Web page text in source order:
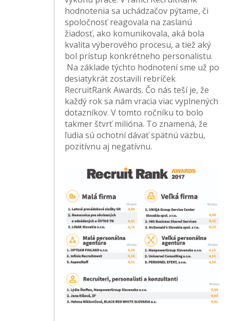
hodnotenia sa uchádzačov pýtame, či
spoločnosť reagovala na zaslanú
žiadosť, ako komunikovala, aká bola
kvalita výberového procesu, a tiež aký
bol prístup konkrétneho personalistu.
Na základe týchto hodnotení sme už po
desiatykrát zostavili rebríček
RecruitRank Awards. Čo nás teší je, že
každý rok sa nám vracia viac vyplnených
dotazníkov. V tomto ročníku to bolo
takmer štvrť milióna. To znamená, že
ľudia sú ochotní dávať spätnú väzbu,
pozitívnu aj negatívnu.